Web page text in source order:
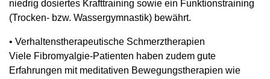
niedrig dosiertes Krafttraining sowie ein Funk­tionstraining
(Trocken- bzw. Wassergymnastik) bewährt.
• Verhaltenstherapeutische Schmerz­the­ra­pien
Viele Fibromyalgie-Patienten haben zudem gute
Erfahrungen mit meditativen Bewegungstherapien wie